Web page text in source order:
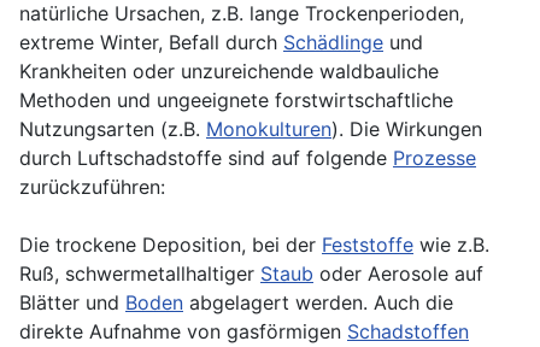
natürliche Ursachen, z.B. lange Trockenperioden,
extreme Winter, Befall durch Schädlinge und
Krankheiten oder unzureichende waldbauliche
Methoden und ungeeignete forstwirtschaftliche
Nutzungsarten (z.B. Monokulturen). Die Wirkungen
durch Luftschadstoffe sind auf folgende Prozesse
zurückzuführen:
Die trockene Deposition, bei der Feststoffe wie z.B.
Ruß, schwermetallhaltiger Staub oder Aerosole auf
Blätter und Boden abgelagert werden. Auch die
direkte Aufnahme von gasförmigen Schadstoffen